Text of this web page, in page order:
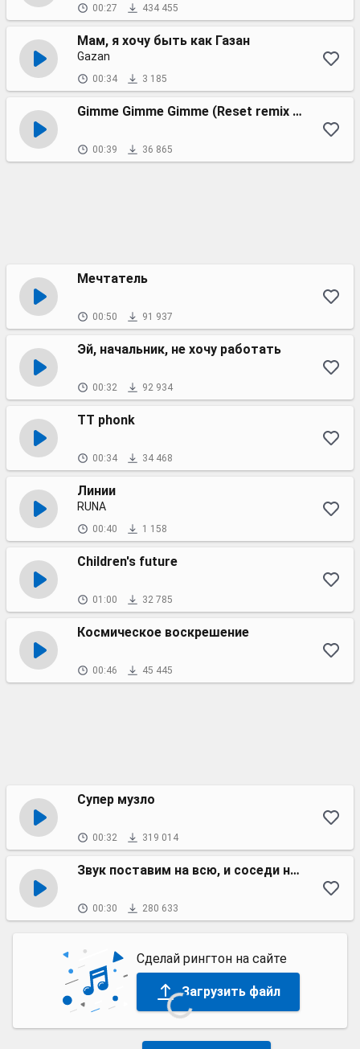
00:27 434 455
Мам, я хочу быть как Газан
Gazan
00:34 3 185
Gimme Gimme Gimme (Reset remix bass) Tiktok version
00:39 36 865
Мечтатель
00:50 91 937
Эй, начальник, не хочу работать
00:32 92 934
TT phonk
00:34 34 468
Линии
RUNA
00:40 1 158
Children's future
01:00 32 785
Космическое воскрешение
00:46 45 445
Супер музло
00:32 319 014
Звук поставим на всю, и соседи не спят
00:30 280 633
Сделай рингтон на сайте
Загрузить файл